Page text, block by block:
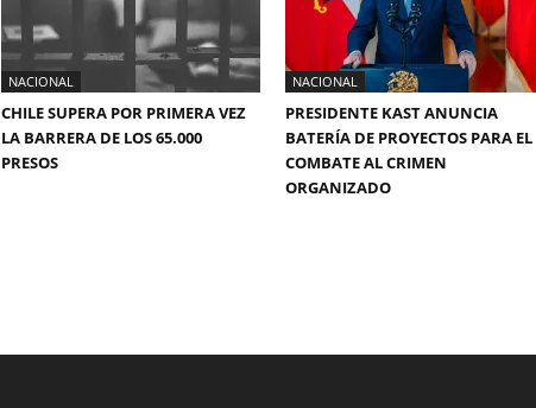
NACIONAL
CHILE SUPERA POR PRIMERA VEZ
LA BARRERA DE LOS 65.000
PRESOS
NACIONAL
PRESIDENTE KAST ANUNCIA
BATERÍA DE PROYECTOS PARA EL
COMBATE AL CRIMEN
ORGANIZADO